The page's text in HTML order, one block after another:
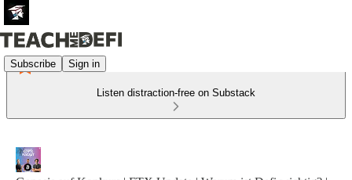
Subscribe Sign in
Listen distraction-free on Substack